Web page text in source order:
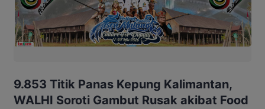
9.853 Titik Panas Kepung Kalimantan,
WALHI Soroti Gambut Rusak akibat Food